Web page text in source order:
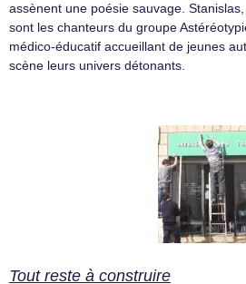
assènent une poésie sauvage.
sont les chanteurs du groupe
médico-éducatif accueillant de jeunes
scène leurs univers détonants.
Tout reste à construire